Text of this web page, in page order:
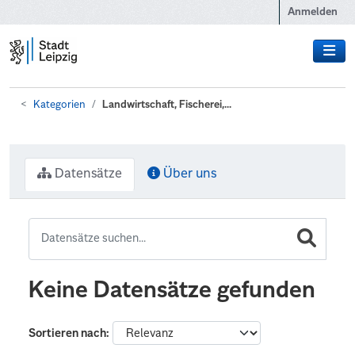
Anmelden
Kategorien Landwirtschaft, Fischerei,...
Datensätze Über uns
Keine Datensätze gefunden
Sortieren nach